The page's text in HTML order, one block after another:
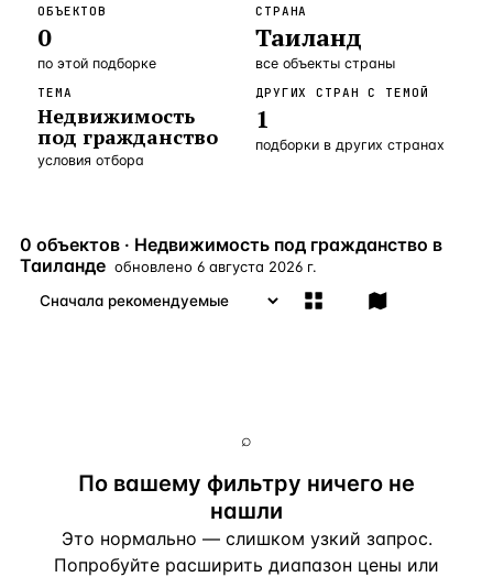
Бангкок
Новороссийск
Стамбул Турция · 2
Анталия —Локация Турция · 1
ВСЕ НАПРАВЛЕНИЯ →
ОБЪЕКТОВ
0
по этой подборке
СТРАНА
Таиланд
все объекты страны
ТЕМА
Недвижимость
под гражданство
условия отбора
ДРУГИХ СТРАН С ТЕМОЙ
1
подборки в других странах
0 объектов · Недвижимость под гражданство в
Таиланде обновлено 6 августа 2026 г.
⌕
По вашему фильтру ничего не
нашли
Это нормально — слишком узкий запрос.
Попробуйте расширить диапазон цены или